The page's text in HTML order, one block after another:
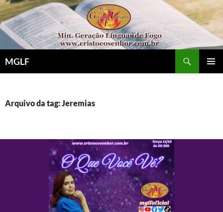
Pular
para
o
conteúdo
MGLF
Arquivo da tag: Jeremias